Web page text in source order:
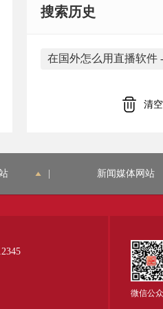
搜索历史
清空
新闻媒体网站
微信公